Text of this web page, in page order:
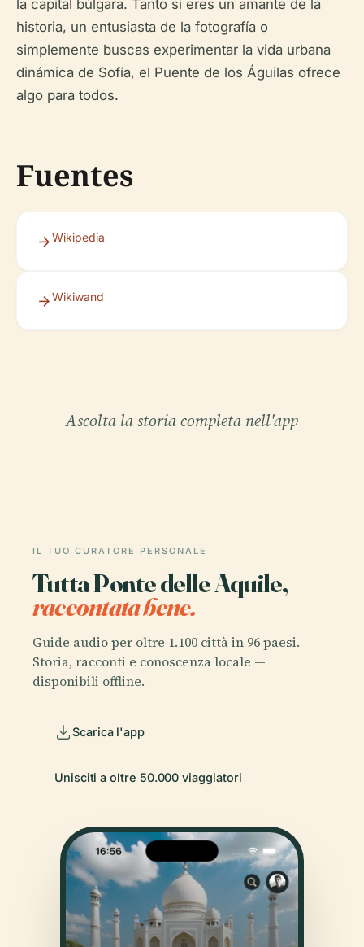
la capital búlgara. Tanto si eres un amante de la
historia, un entusiasta de la fotografía o
simplemente buscas experimentar la vida urbana
dinámica de Sofía, el Puente de los Águilas ofrece
algo para todos.
Fuentes
Wikipedia
Wikiwand
Ascolta la storia completa nell'app
IL TUO CURATORE PERSONALE
Tutta Ponte delle Aquile,
raccontata bene.
Guide audio per oltre 1.100 città in 96 paesi.
Storia, racconti e conoscenza locale —
disponibili offline.
Scarica l'app
Unisciti a oltre 50.000 viaggiatori